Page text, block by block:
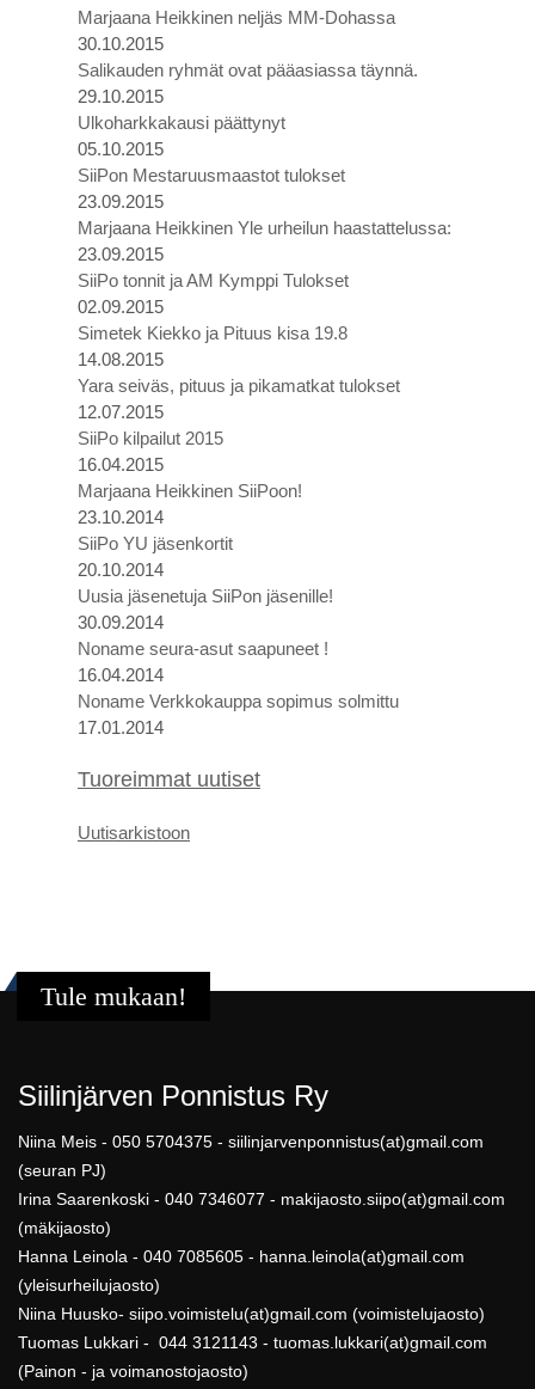
Marjaana Heikkinen neljäs MM-Dohassa
30.10.2015
Salikauden ryhmät ovat pääasiassa täynnä.
29.10.2015
Ulkoharkkakausi päättynyt
05.10.2015
SiiPon Mestaruusmaastot tulokset
23.09.2015
Marjaana Heikkinen Yle urheilun haastattelussa:
23.09.2015
SiiPo tonnit ja AM Kymppi Tulokset
02.09.2015
Simetek Kiekko ja Pituus kisa 19.8
14.08.2015
Yara seiväs, pituus ja pikamatkat tulokset
12.07.2015
SiiPo kilpailut 2015
16.04.2015
Marjaana Heikkinen SiiPoon!
23.10.2014
SiiPo YU jäsenkortit
20.10.2014
Uusia jäsenetuja SiiPon jäsenille!
30.09.2014
Noname seura-asut saapuneet !
16.04.2014
Noname Verkkokauppa sopimus solmittu
17.01.2014
Tuoreimmat uutiset
Uutisarkistoon
Tule mukaan!
Siilinjärven Ponnistus Ry
Niina Meis - 050 5704375 - siilinjarvenponnistus(at)gmail.com
(seuran PJ)
Irina Saarenkoski - 040 7346077 - makijaosto.siipo(at)gmail.com
(mäkijaosto)
Hanna Leinola - 040 7085605 - hanna.leinola(at)gmail.com
(yleisurheilujaosto)
Niina Huusko- siipo.voimistelu(at)gmail.com (voimistelujaosto)
Tuomas Lukkari - 044 3121143 - tuomas.lukkari(at)gmail.com
(Painon - ja voimanostojaosto)